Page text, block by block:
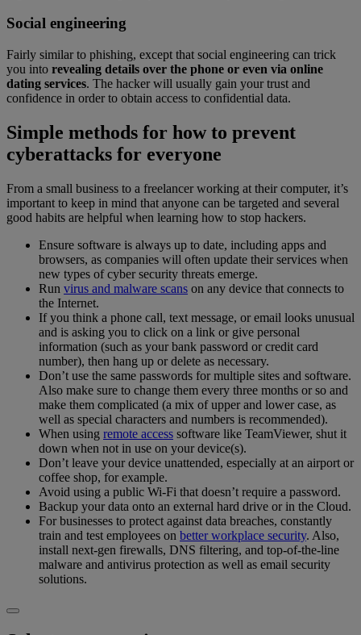
Social engineering
Fairly similar to phishing, except that social engineering can trick
you into revealing details over the phone or even via online
dating services. The hacker will usually gain your trust and
confidence in order to obtain access to confidential data.
Simple methods for how to prevent
cyberattacks for everyone
From a small business to a freelancer working at their computer, it’s
important to keep in mind that anyone can be targeted and several
good habits are helpful when learning how to stop hackers.
Ensure software is always up to date, including apps and
browsers, as companies will often update their services when
new types of cyber security threats emerge.
Run virus and malware scans on any device that connects to
the Internet.
If you think a phone call, text message, or email looks unusual
and is asking you to click on a link or give personal
information (such as your bank password or credit card
number), then hang up or delete as necessary.
Don’t use the same passwords for multiple sites and software.
Also make sure to change them every three months or so and
make them complicated (a mix of upper and lower case, as
well as special characters and numbers is recommended).
When using remote access software like TeamViewer, shut it
down when not in use on your device(s).
Don’t leave your device unattended, especially at an airport or
coffee shop, for example.
Avoid using a public Wi-Fi that doesn’t require a password.
Backup your data onto an external hard drive or in the Cloud.
For businesses to protect against data breaches, constantly
train and test employees on better workplace security. Also,
install next-gen firewalls, DNS filtering, and top-of-the-line
malware and antivirus protection as well as email security
solutions.